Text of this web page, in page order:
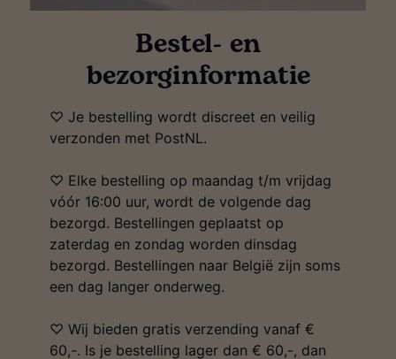
Bestel- en
bezorginformatie
♡ Je bestelling wordt discreet en veilig
verzonden met PostNL.
♡ Elke bestelling op maandag t/m vrijdag
vóór 16:00 uur, wordt de volgende dag
bezorgd. Bestellingen geplaatst op
zaterdag en zondag worden dinsdag
bezorgd. Bestellingen naar België zijn soms
een dag langer onderweg.
♡ Wij bieden gratis verzending vanaf €
60,-. Is je bestelling lager dan € 60,-, dan